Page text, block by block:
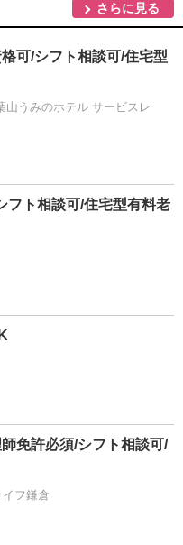
さらに見る
可/シフト相談可/住宅型
山うみのホテル サービスレ
フト相談可/住宅型有料老
免許必須/シフト相談可/
フ鎌倉